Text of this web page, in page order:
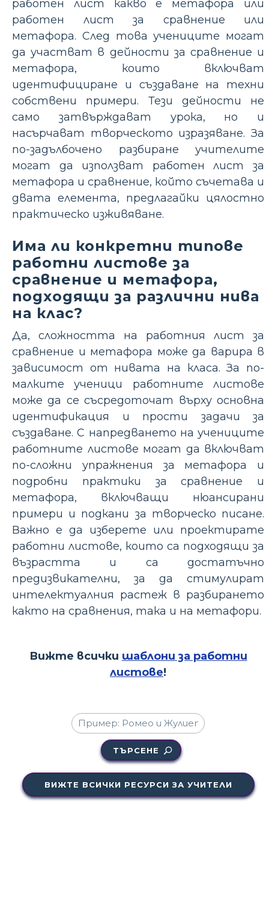
работен лист какво е метафора или
работен лист за сравнение или
метафора. След това учениците могат
да участват в дейности за сравнение и
метафора, които включват
идентифициране и създаване на техни
собствени примери. Тези дейности не
само затвърждават урока, но и
насърчават творческото изразяване. За
по-задълбочено разбиране учителите
могат да използват работен лист за
метафора и сравнение, който съчетава и
двата елемента, предлагайки цялостно
практическо изживяване.
Има ли конкретни типове
работни листове за
сравнение и метафора,
подходящи за различни нива
на клас?
Да, сложността на работния лист за
сравнение и метафора може да варира в
зависимост от нивата на класа. За по-
малките ученици работните листове
може да се съсредоточат върху основна
идентификация и прости задачи за
създаване. С напредването на учениците
работните листове могат да включват
по-сложни упражнения за метафора и
подробни практики за сравнение и
метафора, включващи нюансирани
примери и подкани за творческо писане.
Важно е да изберете или проектирате
работни листове, които са подходящи за
възрастта и са достатъчно
предизвикателни, за да стимулират
интелектуалния растеж в разбирането
както на сравнения, така и на метафори.
Вижте всички шаблони за работни
листове!
ТЪРСЕНЕ
ВИЖТЕ ВСИЧКИ РЕСУРСИ ЗА УЧИТЕЛИ